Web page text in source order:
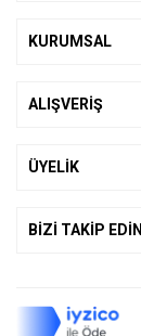
KURUMSAL
ALIŞVERİŞ
ÜYELİK
BİZİ TAKİP EDİN